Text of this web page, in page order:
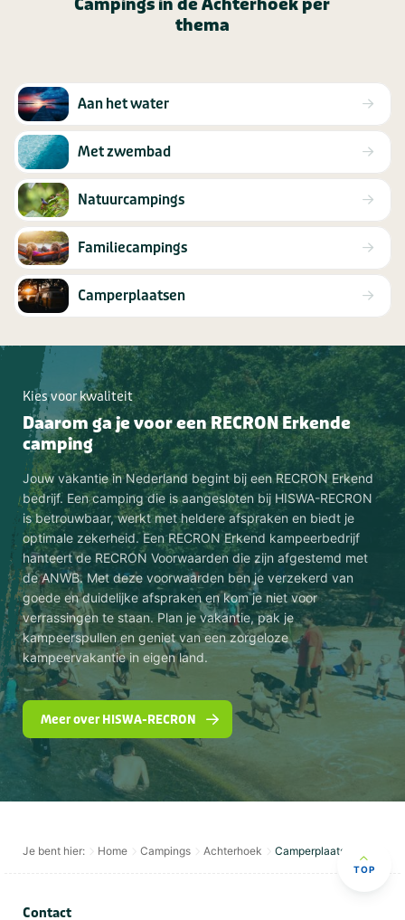
Campings in de Achterhoek per
thema
Aan het water
Met zwembad
Natuurcampings
Familiecampings
Camperplaatsen
Kies voor kwaliteit
Daarom ga je voor een RECRON Erkende
camping
Jouw vakantie in Nederland begint bij een RECRON Erkend
bedrijf. Een camping die is aangesloten bij HISWA-RECRON
is betrouwbaar, werkt met heldere afspraken en biedt je
optimale zekerheid. Een RECRON Erkend kampeerbedrijf
hanteert de RECRON Voorwaarden die zijn afgestemd met
de ANWB. Met deze voorwaarden ben je verzekerd van
goede en duidelijke afspraken en kom je niet voor
verrassingen te staan. Plan je vakantie, pak je
kampeerspullen en geniet van een zorgeloze
kampeervakantie in eigen land.
Meer over HISWA-RECRON
Je bent hier: Home Campings Achterhoek Camperplaatsen
TOP
Contact